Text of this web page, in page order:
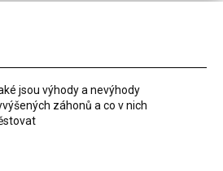
jsou výhody a nevýhody
záhonů a co v nich